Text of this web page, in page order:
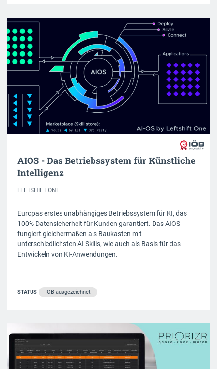
AIOS - Das Betriebssystem für Künstliche
Intelligenz
LEFTSHIFT ONE
Europas erstes unabhängiges Betriebssystem für KI, das
100% Datensicherheit für Kunden garantiert. Das AIOS
fungiert gleichermaßen als Baukasten mit
unterschiedlichsten AI Skills, wie auch als Basis für das
Entwickeln von KI-Anwendungen.
STATUS IÖB-ausgezeichnet